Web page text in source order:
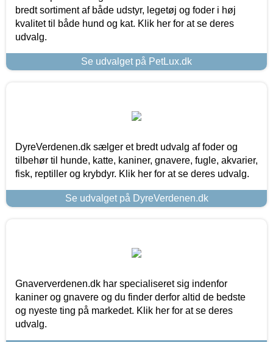
bredt sortiment af både udstyr, legetøj og foder i høj
kvalitet til både hund og kat. Klik her for at se deres
udvalg.
Se udvalget på PetLux.dk
DyreVerdenen.dk sælger et bredt udvalg af foder og
tilbehør til hunde, katte, kaniner, gnavere, fugle, akvarier,
fisk, reptiller og krybdyr. Klik her for at se deres udvalg.
Se udvalget på DyreVerdenen.dk
Gnaververdenen.dk har specialiseret sig indenfor
kaniner og gnavere og du finder derfor altid de bedste
og nyeste ting på markedet. Klik her for at se deres
udvalg.